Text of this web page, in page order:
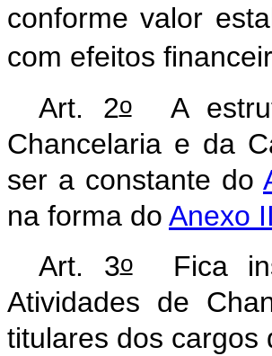
conforme valor
com efeitos
Art. 2oA
Chancelaria e da
ser a constante do
na forma do Anexo
Art. 3o
Fica
Atividades de
titulares dos cargos